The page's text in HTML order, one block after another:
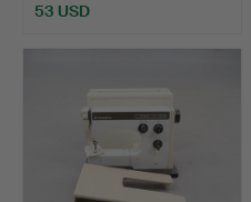
53 USD